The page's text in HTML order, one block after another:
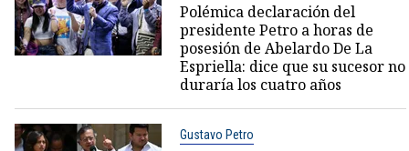
Polémica declaración del
presidente Petro a horas de
posesión de Abelardo De La
Espriella: dice que su sucesor no
duraría los cuatro años
Gustavo Petro